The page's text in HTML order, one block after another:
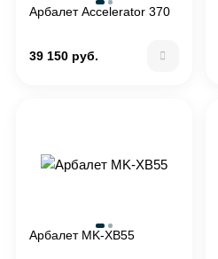
Арбалет Accelerator 370
39 150 руб.
Арбалет MK-XB55